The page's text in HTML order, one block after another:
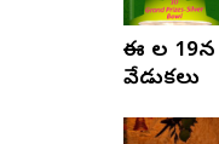
ఈ నెల
వేడుకలు